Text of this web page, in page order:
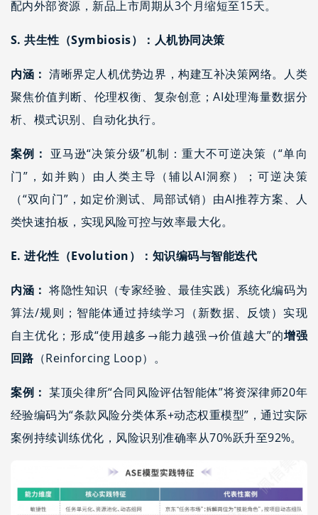
配内外部资源，新品上市周期从3个月缩短至15天。
S. 共生性（Symbiosis）：人机协同决策
内涵： 清晰界定人机优势边界，构建互补决策网络。人类
聚焦价值判断、伦理权衡、复杂创意；AI处理海量数据分
析、模式识别、自动化执行。
案例： 亚马逊“决策分级”机制：重大不可逆决策（“单向
门”，如并购）由人类主导（辅以AI洞察）；可逆决策
（“双向门”，如定价测试、局部试销）由AI推荐方案、人
类快速拍板，实现风险可控与效率最大化。
E. 进化性（Evolution）：知识编码与智能迭代
内涵： 将隐性知识（专家经验、最佳实践）系统化编码为
算法/规则；智能体通过持续学习（新数据、反馈）实现
自主优化；形成“使用越多→能力越强→价值越大”的增强
回路 （Reinforcing Loop）。
案例：某顶尖律所“合同风险评估智能体”将资深律师20年
经验编码为“条款风险分类体系+动态权重模型”，通过实际
案例持续训练优化，风险识别准确率从70%跃升至92%。